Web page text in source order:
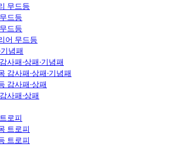
무드등
드등
드등
어 무드등
념패
사패·상패·기념패
감사패·상패·기념패
감사패·상패
사패·상패
로피
트로피
트로피